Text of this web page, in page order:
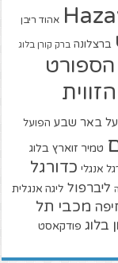
אהוד ריבן
ברצלונה ברק קורן בלוג
הזווית
באר שבע הפועל
טמיר זוארץ בלוג
אנגלי כדורגל
ליברפול ליגה אנגלית
מכבי תל
בלוג פודקאסט